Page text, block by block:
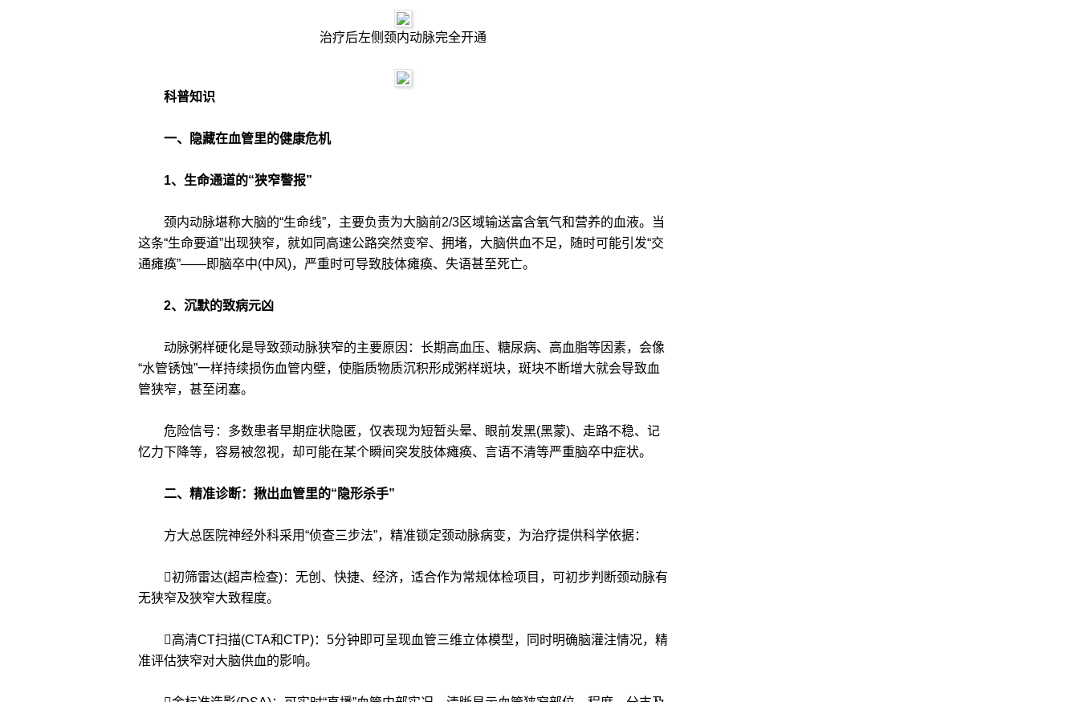
治疗后左侧颈内动脉完全开通
科普知识
一、隐藏在血管里的健康危机
1、生命通道的“狭窄警报”
颈内动脉堪称大脑的“生命线”，主要负责为大脑前2/3区域输送富含氧气和营养的血液。当
这条“生命要道”出现狭窄，就如同高速公路突然变窄、拥堵，大脑供血不足，随时可能引发“交
通瘫痪”——即脑卒中(中风)，严重时可导致肢体瘫痪、失语甚至死亡。
2、沉默的致病元凶
动脉粥样硬化是导致颈动脉狭窄的主要原因：长期高血压、糖尿病、高血脂等因素，会像
“水管锈蚀”一样持续损伤血管内壁，使脂质物质沉积形成粥样斑块，斑块不断增大就会导致血
管狭窄，甚至闭塞。
危险信号：多数患者早期症状隐匿，仅表现为短暂头晕、眼前发黑(黑蒙)、走路不稳、记
忆力下降等，容易被忽视，却可能在某个瞬间突发肢体瘫痪、言语不清等严重脑卒中症状。
二、精准诊断：揪出血管里的“隐形杀手”
方大总医院神经外科采用“侦查三步法”，精准锁定颈动脉病变，为治疗提供科学依据：
初筛雷达(超声检查)：无创、快捷、经济，适合作为常规体检项目，可初步判断颈动脉有
无狭窄及狭窄大致程度。
高清CT扫描(CTA和CTP)：5分钟即可呈现血管三维立体模型，同时明确脑灌注情况，精
准评估狭窄对大脑供血的影响。